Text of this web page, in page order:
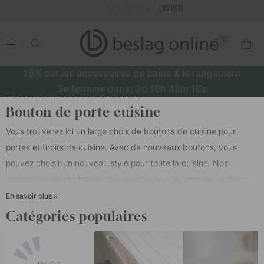
(16181)
.
0
.
15% sur les accessoires de bains & le rangement
Se termine dans: 2d 16h 48m 15s
Maison Boutons Bouton Porte Cuisine
Bouton de porte cuisine
Vous trouverez ici un large choix de boutons de cuisine pour
portes et tiroirs de cuisine. Avec de nouveaux boutons, vous
pouvez choisir un nouveau style pour toute la cuisine. Nos
de cuisine et contribuer à créer une sensation individuelle dans
votre cuisine. Nos boutons conviennent à tous les types de
cuisines, comme les cuisines HTH, les cuisines Epoq, Marbodal,
Ballingslöv ou IKEA.
En savoir plus
Catégories populaires